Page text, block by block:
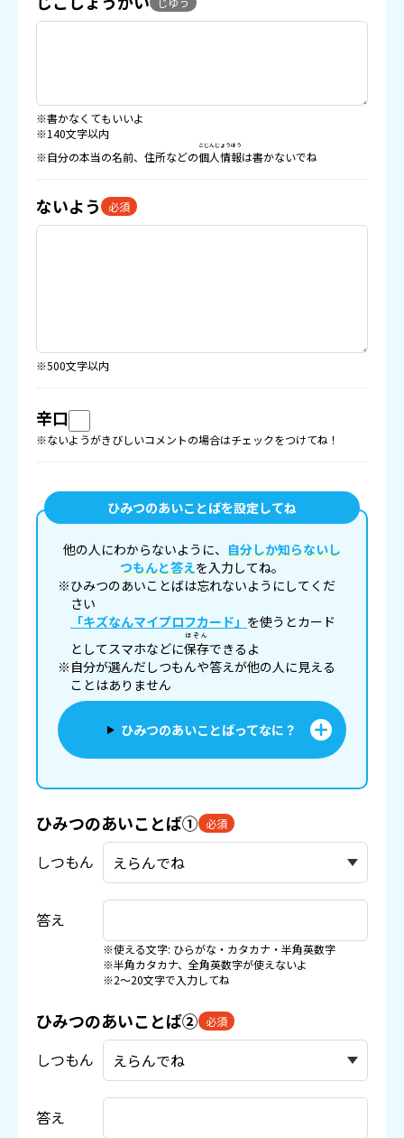
※書かなくてもいいよ
※140文字以内
※自分の本当の名前、住所などの個人情報
こじんじょうほう
は書かないでね
ないよう 必須
※500文字以内
辛口
※ないようがきびしいコメントの場合はチェックをつけてね！
ひみつのあいことばを設定してね
他の人にわからないように、 自分しか知らないし
つもんと答えを入力してね。
※ひみつのあいことばは忘れないようにしてくだ
さい
「キズなんマイプロフカード」 を使うとカード
としてスマホなどに保存
ほぞん
できるよ
※自分が選んだしつもんや答えが他の人に見える
ことはありません
ひみつのあいことばってなに？
ひみつのあいことば① 必須
しつもん
答え
※使える文字: ひらがな・カタカナ・半角英数字
※半角カタカナ、全角英数字が使えないよ
※2〜20文字で入力してね
ひみつのあいことば② 必須
しつもん
答え